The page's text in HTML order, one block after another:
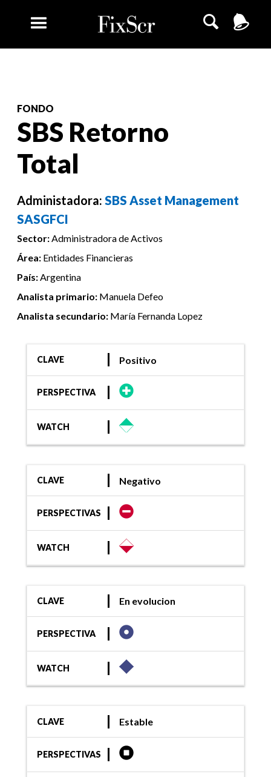
FONDO
SBS Retorno
Total
Administadora:SBS Asset Management
SASGFCI
Sector:Administradora de Activos
Área: Entidades Financieras
País:Argentina
Analista primario: Manuela Defeo
Analista secundario: María Fernanda Lopez
CLAVE Positivo
PERSPECTIVA
WATCH
CLAVE Negativo
PERSPECTIVAS
WATCH
CLAVE En evolucion
PERSPECTIVA
WATCH
CLAVE Estable
PERSPECTIVAS